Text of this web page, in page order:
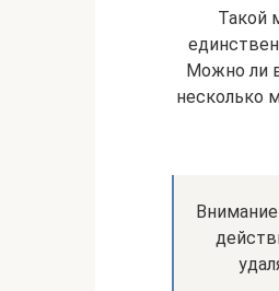
Такой
Можно ли
несколько